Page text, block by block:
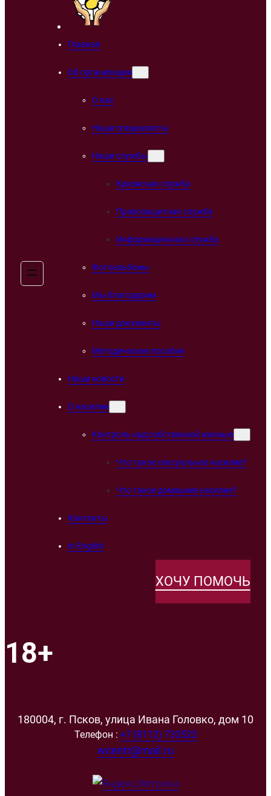
Главная
Об организации
О нас
Наши специалисты
Наши службы
Кризисная служба
Правозащитная служба
Информационная служба
Фотоальбомы
Мы благодарим
Наши документы
Методические пособия
Наши новости
О насилии
Контроль над собственной жизнью
Что такое сексуальное насилие?
Что такое домашнее насилие?
Контакты
In English
ХОЧУ ПОМОЧЬ
18+
180004, г. Псков, улица Ивана Головко, дом 10
Телефон : +7 (8112) 732522
wcentr@mail.ru